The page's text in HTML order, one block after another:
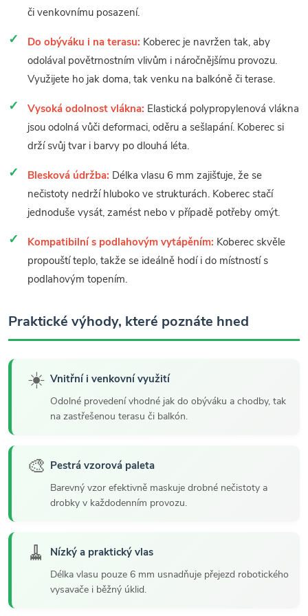
či venkovnímu posazení.
Do obýváku i na terasu: Koberec je navržen tak, aby
odolával povětrnostním vlivům i náročnějšímu provozu.
Využijete ho jak doma, tak venku na balkóně či terase.
Vysoká odolnost vlákna: Elastická polypropylenová vlákna
jsou odolná vůči deformaci, oděru a sešlapání. Koberec si
drží svůj tvar i barvy po dlouhá léta.
Blesková údržba: Délka vlasu 6 mm zajišťuje, že se
nečistoty nedrží hluboko ve strukturách. Koberec stačí
jednoduše vysát, zamést nebo v případě potřeby omýt.
Kompatibilní s podlahovým vytápěním: Koberec skvěle
propouští teplo, takže se ideálně hodí i do místností s
podlahovým topením.
Praktické výhody, které poznáte hned
☀️ Vnitřní i venkovní využití
Odolné provedení vhodné jak do obýváku a chodby, tak
na zastřešenou terasu či balkón.
🎨 Pestrá vzorová paleta
Barevný vzor efektivně maskuje drobné nečistoty a
drobky v každodenním provozu.
🧹 Nízký a praktický vlas
Délka vlasu pouze 6 mm usnadňuje přejezd robotického
vysavače i běžný úklid.